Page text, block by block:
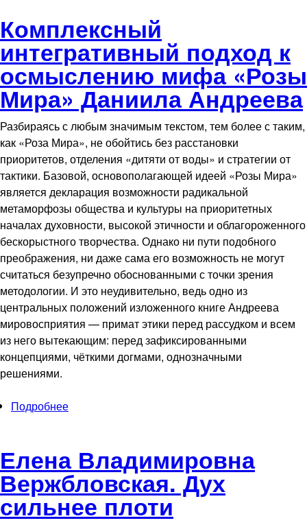
Роза мира
(Аримойя.info)
Комплексный
интегративный подход к
осмыслению мифа «Розы
Мира» Даниила Андреева
Разбираясь с любым значимым текстом, тем более с таким,
как «Роза Мира», не обойтись без расстановки
приоритетов, отделения «дитяти от воды» и стратегии от
тактики. Базовой, основополагающей идеей «Розы Мира»
является декларация возможности радикальной
метаморфозы общества и культуры на приоритетных
началах духовности, высокой этичности и облагороженного
бескорыстного творчества. Однако ни пути подобного
преображения, ни даже сама его возможность не могут
считаться безупречно обоснованными с точки зрения
методологии. И это неудивительно, ведь одно из
центральных положений изложенного книге Андреева
мировосприятия — примат этики перед рассудком и всем
из него вытекающим: перед зафиксированными
концепциями, чёткими догмами, однозначными
решениями.
Подробнее
Елена Владимировна
Вержбловская. Дух
сильнее плоти